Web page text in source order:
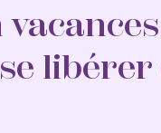
libérer